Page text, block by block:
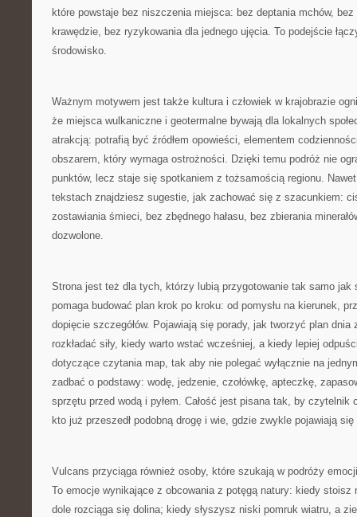
które powstaje bez niszczenia miejsca: bez deptania mchów,
krawędzie, bez ryzykowania dla jednego ujęcia. To podejście
środowisko.
Ważnym motywem jest także kultura i człowiek w krajobrazie
że miejsca wulkaniczne i geotermalne bywają dla lokalnych
atrakcją: potrafią być źródłem opowieści, elementem
obszarem, który wymaga ostrożności. Dzięki temu podróż nie
punktów, lecz staje się spotkaniem z tożsamością regionu.
tekstach znajdziesz sugestie, jak zachować się z szacunkiem:
zostawiania śmieci, bez zbędnego hałasu, bez zbierania
dozwolone.
Strona jest też dla tych, którzy lubią przygotowanie tak samo jak
pomaga budować plan krok po kroku: od pomysłu na kierunek,
dopięcie szczegółów. Pojawiają się porady, jak tworzyć plan dnia
rozkładać siły, kiedy warto wstać wcześniej, a kiedy lepiej
dotyczące czytania map, tak aby nie polegać wyłącznie na
zadbać o podstawy: wodę, jedzenie, czołówkę, apteczkę,
sprzętu przed wodą i pyłem. Całość jest pisana tak, by czytelnik
kto już przeszedł podobną drogę i wie, gdzie zwykle pojawiają
Vulcans przyciąga również osoby, które szukają w podróży
To emocje wynikające z obcowania z potęgą natury: kiedy stoisz
dole rozciąga się dolina; kiedy słyszysz niski pomruk wiatru, a